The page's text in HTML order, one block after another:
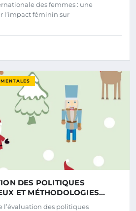
des femmes : une
l’impact féminin sur
DES POLITIQUES
ET MÉTHODOLOGIES
l’évaluation des politiques